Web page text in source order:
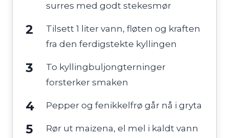
surres med godt stekesmør
Tilsett 1 liter vann, fløten og kraften
fra den ferdigstekte kyllingen
To kyllingbuljongterninger
forsterker smaken
Pepper og fenikkelfrø går nå i gryta
Rør ut maizena, el mel i kaldt vann